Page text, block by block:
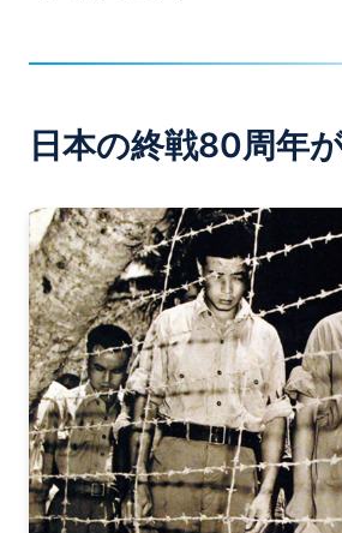
日本の終戦80周年